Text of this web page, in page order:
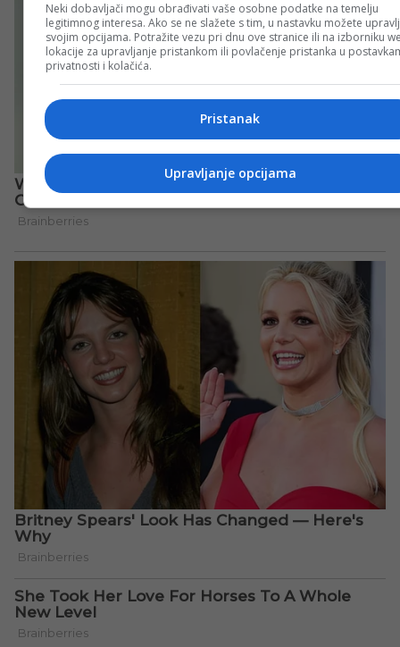
Neki dobavljači mogu obrađivati vaše osobne podatke na temelju
legitimnog interesa. Ako se ne slažete s tim, u nastavku možete
svojim opcijama. Potražite vezu pri dnu ove stranice ili na izborniku
lokacije za upravljanje pristankom ili povlačenje pristanka u
privatnosti i kolačića.
Pristanak
Upravljanje opcijama